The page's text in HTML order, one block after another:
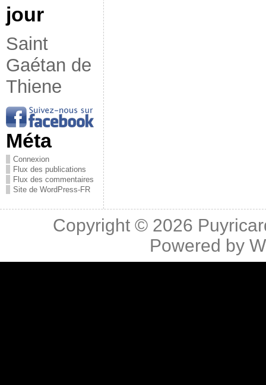
jour
Saint
Gaétan de
Thiene
Méta
Connexion
Flux des publications
Flux des commentaires
Site de WordPress-FR
Copyright © 2026
Powered by